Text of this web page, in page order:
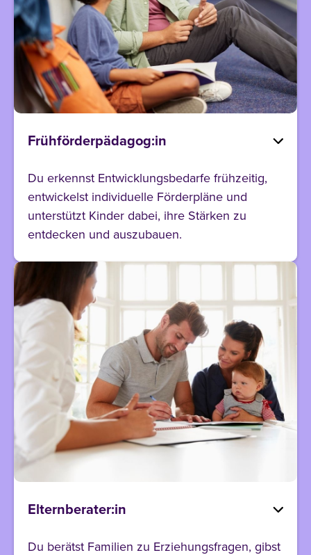
Frühförderpädagog:in
Du erkennst Entwicklungsbedarfe frühzeitig,
entwickelst individuelle Förderpläne und
unterstützt Kinder dabei, ihre Stärken zu
entdecken und auszubauen.
Elternberater:in
Du berätst Familien zu Erziehungsfragen, gibst